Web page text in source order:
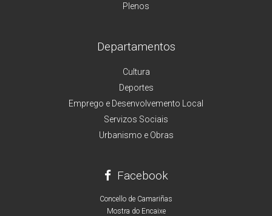
Plenos
Departamentos
Cultura
Deportes
Emprego e Desenvolvemento Local
Servizos Sociais
Urbanismo e Obras
Facebook
Concello de Camariñas
Mostra do Encaixe